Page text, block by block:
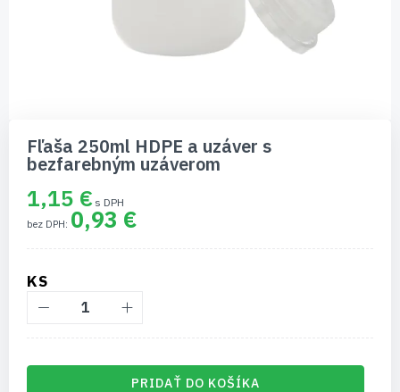
začiatok
galérie
Fľaša 250ml HDPE a uzáver s
bezfarebným uzáverom
1,15 €
0,93 €
KS
PRIDAŤ DO KOŠÍKA